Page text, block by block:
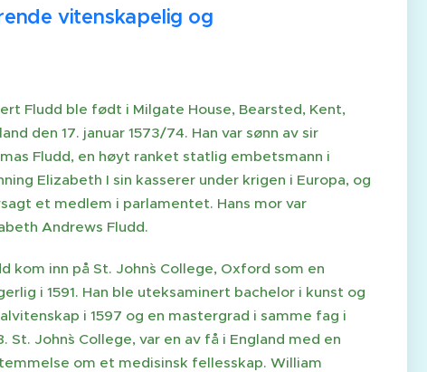
vitenskapelig og
Fludd ble født i Milgate House, Bearsted, Kent,
den 17. januar 1573/74. Han var sønn av sir
Fludd, en høyt ranket statlig embetsmann i
Elizabeth I sin kasserer under krigen i Europa, og
et medlem i parlamentet. Hans mor var
Andrews Fludd.
kom inn på St. John`s College, Oxford som en
i 1591. Han ble uteksaminert bachelor i kunst og
i 1597 og en mastergrad i samme fag i
St. John`s College, var en av få i England med en
om et medisinsk fellesskap. William